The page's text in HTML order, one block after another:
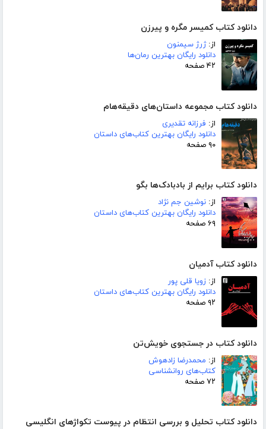
دانلود کتاب کمیسر مگره و پیرزن
از:ژرژ سیمنون
دانلود رایگان بهترین رمان‌ها
۴۲ صفحه
دانلود کتاب مجموعه داستان‌های دقیقه‌هام
از: فرزانه تقدیری
دانلود رایگان بهترین کتاب‌های داستان
۹۰ صفحه
دانلود کتاب برایم از بادبادک‌ها بگو
از: نوشین جم نژاد
دانلود رایگان بهترین کتاب‌های داستان
۶۹ صفحه
دانلود کتاب آدمیان
از: زویا قلی پور
دانلود رایگان بهترین کتاب‌های داستان
۹۲ صفحه
دانلود کتاب در جستجوی خویش‌تن
از: محمدرضا زادهوش
کتاب‌های روانشناسی
۷۲ صفحه
دانلود کتاب تحلیل و بررسی انتظام در پیوست تکواژهای انگلیسی